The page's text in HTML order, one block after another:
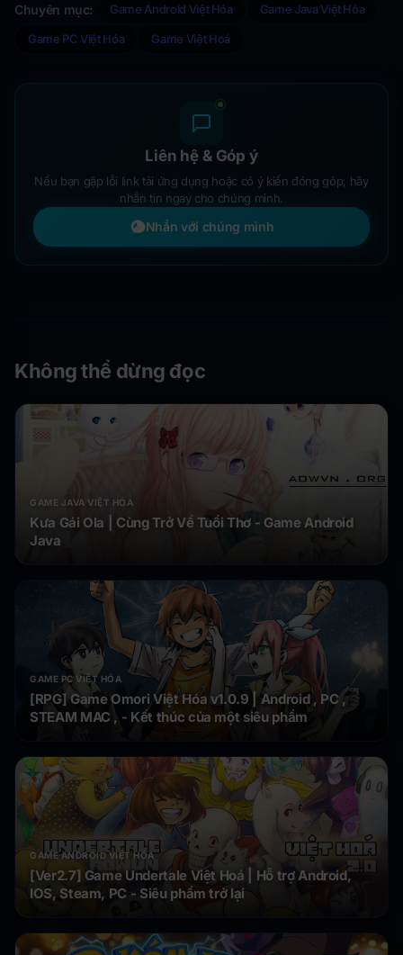
Chuyên mục: Game Android Việt Hóa Game Java Việt Hóa
Game PC Việt Hóa Game Việt Hoá
Liên hệ & Góp ý
Nếu bạn gặp lỗi link tải ứng dụng hoặc có ý kiến đóng góp, hãy
nhắn tin ngay cho chúng mình.
Nhắn với chúng mình
Không thể dừng đọc
GAME JAVA VIỆT HÓA
Kưa Gái Ola | Cùng Trở Về Tuổi Thơ - Game Android
Java
GAME PC VIỆT HÓA
[RPG] Game Omori Việt Hóa v1.0.9 | Android , PC ,
STEAM MAC , - Kết thúc của một siêu phẩm
GAME ANDROID VIỆT HÓA
[Ver2.7] Game Undertale Việt Hoá | Hỗ trợ Android,
IOS, Steam, PC - Siêu phẩm trở lại